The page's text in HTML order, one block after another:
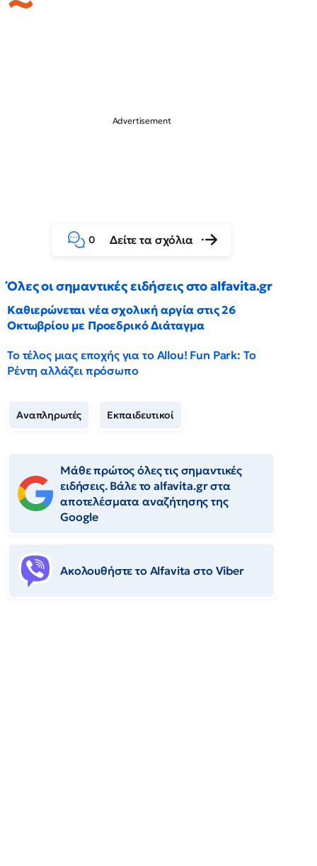
0 Δείτε τα σχόλια
Όλες οι σημαντικές ειδήσεις στο alfavita.gr
Καθιερώνεται νέα σχολική αργία στις 26
Οκτωβρίου με Προεδρικό Διάταγμα
Το τέλος μιας εποχής για το Allou! Fun Park: Το
Ρέντη αλλάζει πρόσωπο
Αναπληρωτές Εκπαιδευτικοί
Μάθε πρώτος όλες τις σημαντικές
ειδήσεις. Βάλε το alfavita.gr στα
αποτελέσματα αναζήτησης της
Google
Ακολουθήστε το Αlfavita στο Viber